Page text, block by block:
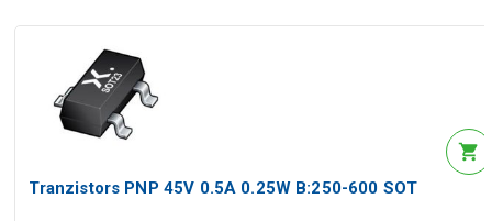
Tranzistors PNP 45V 0.5A 0.25W B:250-600 SOT